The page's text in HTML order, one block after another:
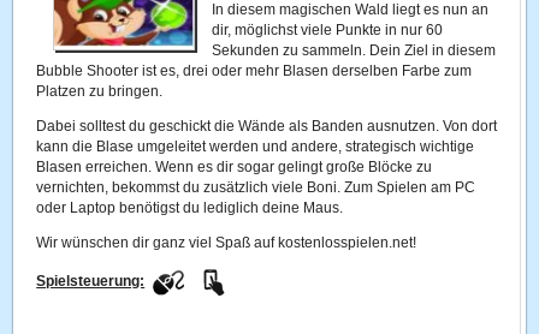
In diesem magischen Wald liegt es nun an
dir, möglichst viele Punkte in nur 60
Sekunden zu sammeln. Dein Ziel in diesem
Bubble Shooter ist es, drei oder mehr Blasen derselben Farbe zum
Platzen zu bringen.
Dabei solltest du geschickt die Wände als Banden ausnutzen. Von dort
kann die Blase umgeleitet werden und andere, strategisch wichtige
Blasen erreichen. Wenn es dir sogar gelingt große Blöcke zu
vernichten, bekommst du zusätzlich viele Boni. Zum Spielen am PC
oder Laptop benötigst du lediglich deine Maus.
Wir wünschen dir ganz viel Spaß auf kostenlosspielen.net!
Spielsteuerung: